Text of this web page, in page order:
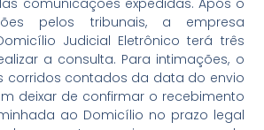
comunicações expedidas. Após o
pelos tribunais, a empresa
Judicial Eletrônico terá três
a consulta. Para intimações, o
corridos contados da data do envio
deixar de confirmar o recebimento
ao Domicílio no prazo legal